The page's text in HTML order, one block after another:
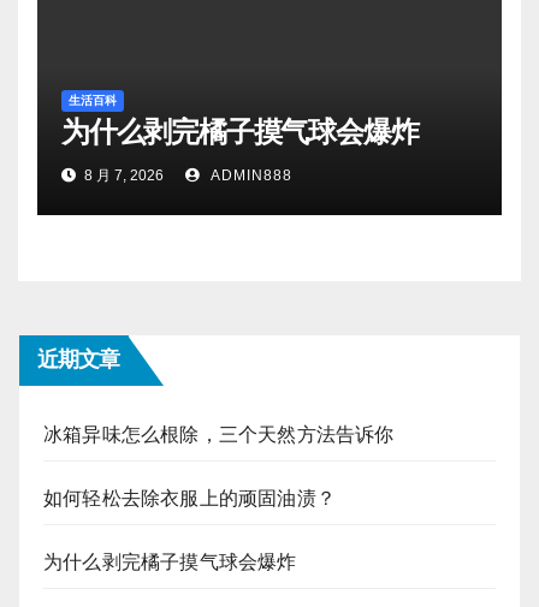
生活百科
为什么剥完橘子摸气球会爆炸
8 月 7, 2026 ADMIN888
近期文章
冰箱异味怎么根除，三个天然方法告诉你
如何轻松去除衣服上的顽固油渍？
为什么剥完橘子摸气球会爆炸